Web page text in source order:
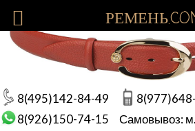
8(495)142-84-49
8(926)150-74-15
Самовывоз: